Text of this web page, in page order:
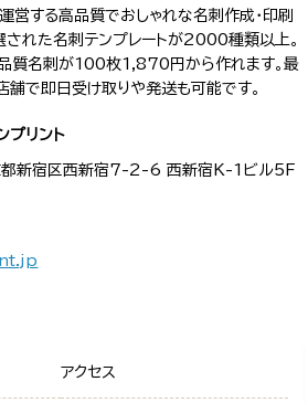
する高品質でおしゃれな名刺作成・印刷
された名刺テンプレートが2000種類以上。
質名刺が100枚1,870円から作れます。最
で即日受け取りや発送も可能です。
プリント
新宿区西新宿7-2-6 西新宿K-1ビル5F
アクセス